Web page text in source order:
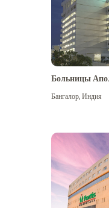
Больницы
Бангалор,Индия